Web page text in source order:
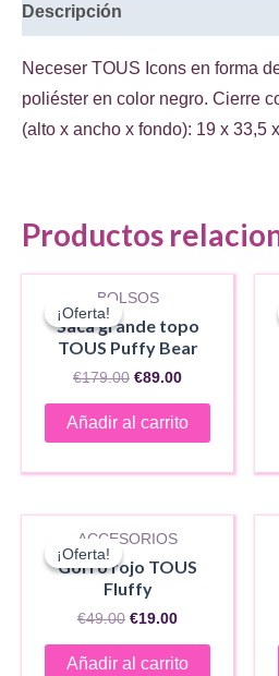
Descripción
Neceser TOUS Icons en forma
poliéster en color negro. Cierre
(alto x ancho x fondo): 19 x 33,5
Productos
¡Oferta!
¡Oferta!
BOLSOS
Saca grande topo
TOUS Puffy Bear
€179.00 El
original
€89.00El
actual
Añadir al carrito
¡Oferta!
¡Oferta!
ACCESORIOS
Gorro rojo TOUS
Fluffy
€49.00 El
original
€19.00El
actual
Añadir al carrito